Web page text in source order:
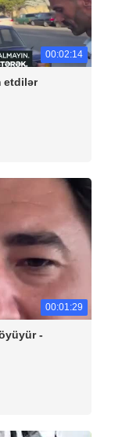
00:02:14
etdilər
00:01:29
-